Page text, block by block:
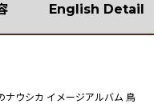
English Detail
ナウシカ イメージアルバム 鳥